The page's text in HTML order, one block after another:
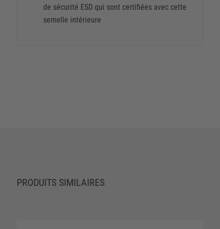
de sécurité ESD qui sont certifiées avec cette
semelle intérieure
PRODUITS SIMILAIRES